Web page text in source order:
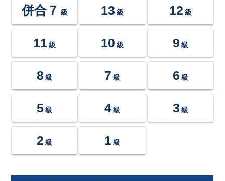
併合７ 級 13 級 12 級
11 級 10 級 9 級
8 級 7 級 6 級
5 級 4 級 3 級
2 級 1 級